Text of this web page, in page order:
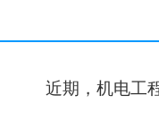
近期，机电工